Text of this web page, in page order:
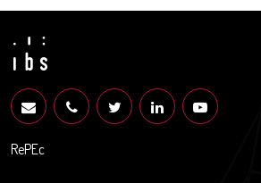
RePEc